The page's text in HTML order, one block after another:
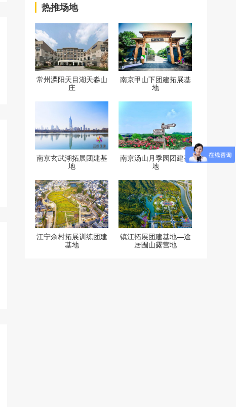
热推场地
常州溧阳天目湖天淼山
庄
南京甲山下团建拓展基
地
南京玄武湖拓展团建基
地
南京汤山月季园团建基
地
江宁佘村拓展训练团建
基地
镇江拓展团建基地—途
居圌山露营地